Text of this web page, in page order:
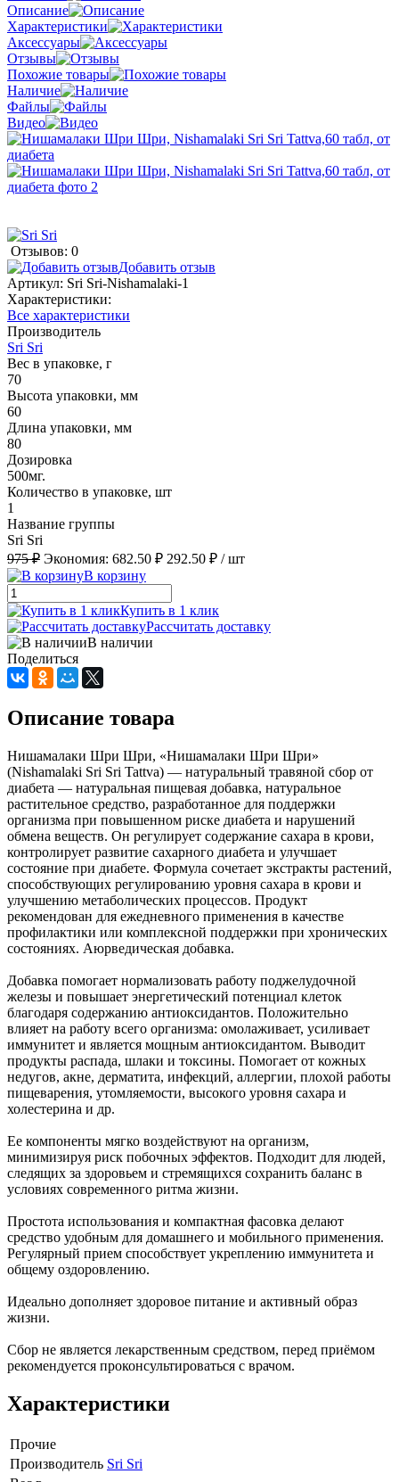
Описание
Характеристики
Аксессуары
Отзывы
Похожие товары
Наличие
Файлы
Видео
Отзывов: 0
Добавить отзыв
Артикул: Sri Sri-Nishamalaki-1
Характеристики:
Все характеристики
Производитель
Sri Sri
Вес в упаковке, г
70
Высота упаковки, мм
60
Длина упаковки, мм
80
Дозировка
500мг.
Количество в упаковке, шт
1
Название группы
Sri Sri
975 ₽ Экономия: 682.50 ₽ 292.50 ₽ / шт
В корзину
Купить в 1 клик
Рассчитать доставку
В наличии
Поделиться
Описание товара
Нишамалаки Шри Шри, «Нишамалаки Шри Шри»
(Nishamalaki Sri Sri Tattva) — натуральный травяной сбор от
диабета — натуральная пищевая добавка, натуральное
растительное средство, разработанное для поддержки
организма при повышенном риске диабета и нарушений
обмена веществ. Он регулирует содержание сахара в крови,
контролирует развитие сахарного диабета и улучшает
состояние при диабете. Формула сочетает экстракты растений,
способствующих регулированию уровня сахара в крови и
улучшению метаболических процессов. Продукт
рекомендован для ежедневного применения в качестве
профилактики или комплексной поддержки при хронических
состояниях. Аюрведическая добавка.
Добавка помогает нормализовать работу поджелудочной
железы и повышает энергетический потенциал клеток
благодаря содержанию антиоксидантов. Положительно
влияет на работу всего организма: омолаживает, усиливает
иммунитет и является мощным антиоксидантом. Выводит
продукты распада, шлаки и токсины. Помогает от кожных
недугов, акне, дерматита, инфекций, аллергии, плохой работы
пищеварения, утомляемости, высокого уровня сахара и
холестерина и др.
Ее компоненты мягко воздействуют на организм,
минимизируя риск побочных эффектов. Подходит для людей,
следящих за здоровьем и стремящихся сохранить баланс в
условиях современного ритма жизни.
Простота использования и компактная фасовка делают
средство удобным для домашнего и мобильного применения.
Регулярный прием способствует укреплению иммунитета и
общему оздоровлению.
Идеально дополняет здоровое питание и активный образ
жизни.
Сбор не является лекарственным средством, перед приёмом
рекомендуется проконсультироваться с врачом.
Характеристики
Прочие
Производитель Sri Sri